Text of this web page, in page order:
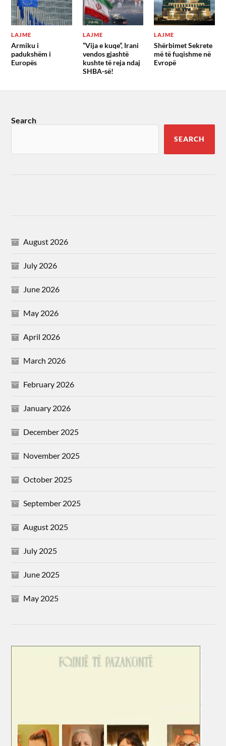
LAJME
Armiku i
padukshëm i
Europës
LAJME
“Vija e kuqe”, Irani
vendos gjashtë
kushte të reja ndaj
SHBA-së!
LAJME
Shërbimet Sekrete
më të fuqishme në
Evropë
Search
SEARCH
August 2026
July 2026
June 2026
May 2026
April 2026
March 2026
February 2026
January 2026
December 2025
November 2025
October 2025
September 2025
August 2025
July 2025
June 2025
May 2025